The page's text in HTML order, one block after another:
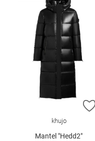
khujo
Mantel "Hedd2"